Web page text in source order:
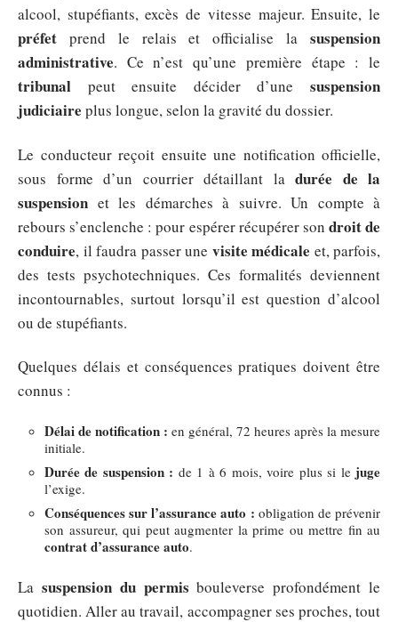
alcool, stupéfiants, excès de vitesse majeur. Ensuite, le
préfet prend le relais et officialise la suspension
administrative. Ce n’est qu’une première étape : le
tribunal peut ensuite décider d’une suspension
judiciaire plus longue, selon la gravité du dossier.
Le conducteur reçoit ensuite une notification officielle,
sous forme d’un courrier détaillant la durée de la
suspension et les démarches à suivre. Un compte à
rebours s’enclenche : pour espérer récupérer son droit de
conduire, il faudra passer une visite médicale et, parfois,
des tests psychotechniques. Ces formalités deviennent
incontournables, surtout lorsqu’il est question d’alcool
ou de stupéfiants.
Quelques délais et conséquences pratiques doivent être
connus :
Délai de notification : en général, 72 heures après la mesure
initiale.
Durée de suspension : de 1 à 6 mois, voire plus si le juge
l’exige.
Conséquences sur l’assurance auto : obligation de prévenir
son assureur, qui peut augmenter la prime ou mettre fin au
contrat d’assurance auto.
La suspension du permis bouleverse profondément le
quotidien. Aller au travail, accompagner ses proches, tout